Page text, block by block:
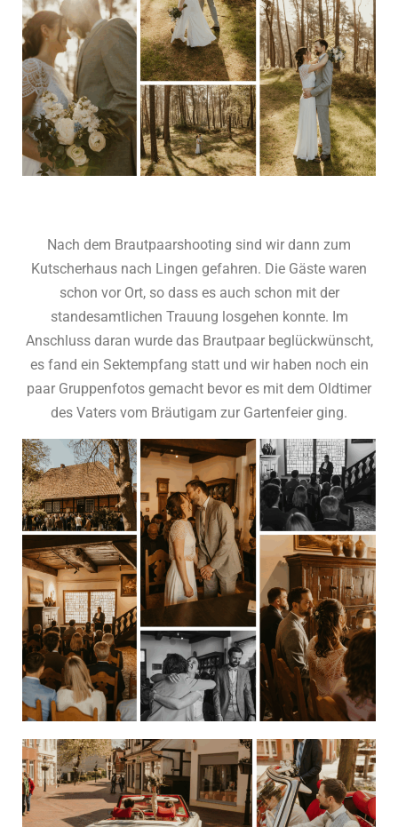
Nach dem Brautpaarshooting sind wir dann zum
Kutscherhaus nach Lingen gefahren. Die Gäste waren
schon vor Ort, so dass es auch schon mit der
standesamtlichen Trauung losgehen konnte. Im
Anschluss daran wurde das Brautpaar beglückwünscht,
es fand ein Sektempfang statt und wir haben noch ein
paar Gruppenfotos gemacht bevor es mit dem Oldtimer
des Vaters vom Bräutigam zur Gartenfeier ging.